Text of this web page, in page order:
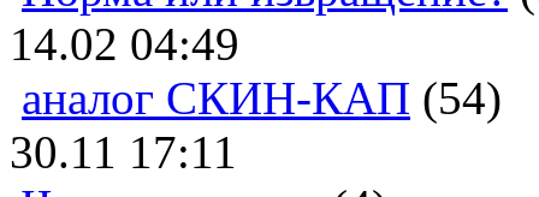
14.02 04:49
аналог СКИН-КАП (54)
30.11 17:11